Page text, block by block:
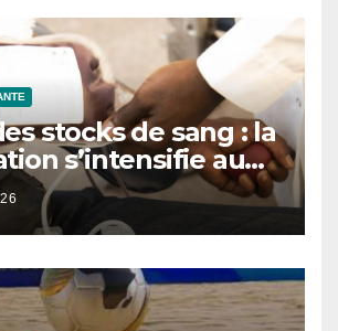
stocks de sang : la
s’intensifie au
Dakar.